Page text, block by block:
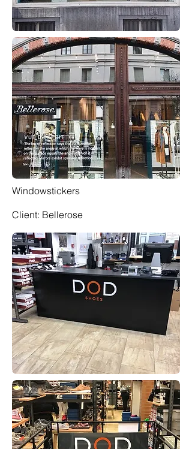
Windowstickers
Client: Bellerose